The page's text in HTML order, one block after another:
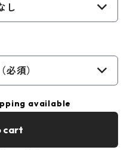
し
必須）
available
cart